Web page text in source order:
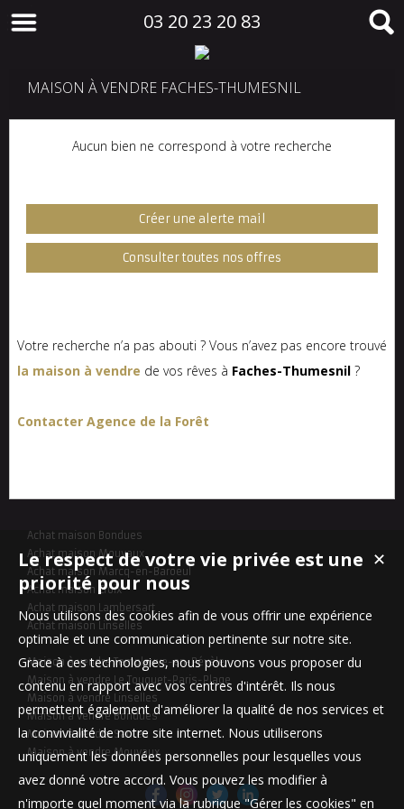
03 20 23 20 83
MAISON À VENDRE FACHES-THUMESNIL
Aucun bien ne correspond à votre recherche
Créer une alerte mail
Consulter toutes nos offres
Votre recherche n’a pas abouti ? Vous n’avez pas encore trouvé
la maison à vendre de vos rêves à Faches-Thumesnil ?
Contacter Agence de la Forêt
Achat maison Bondues
Achat maison Mouvaux
Achat maison Marcq-en-Baroeul
Achat maison Croix
Achat maison Lambersart
Achat maison Linselles
Maison à vendre Templeuve-en-Pévèle
Maison à vendre Le Touquet-Paris-Plage
Maison à vendre Linselles
Maison à vendre Bondues
Maison à vendre Santes
Maison à vendre Mouvaux
✕
Le respect de votre vie privée est une
priorité pour nous
Nous utilisons des cookies afin de vous offrir une expérience
optimale et une communication pertinente sur notre site.
Grace à ces technologies, nous pouvons vous proposer du
contenu en rapport avec vos centres d'intérêt. Ils nous
permettent également d'améliorer la qualité de nos services et
la convivialité de notre site internet. Nous utiliserons
uniquement les données personnelles pour lesquelles vous
avez donné votre accord. Vous pouvez les modifier à
n'importe quel moment via la rubrique "Gérer les cookies" en